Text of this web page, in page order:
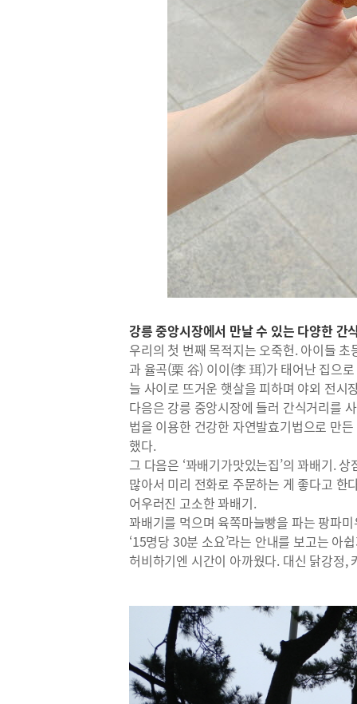
강릉 중앙시장에서 만날 수 있는 다양한 간
우리의 첫 번째 목적지는 오죽헌. 아이들
과 율곡(栗 谷) 이이(李 珥)가 태어난 집으
늘 사이로 뜨거운 햇살을 피하며 야외 전시
다음은 강릉 중앙시장에 들러 간식거리를
법을 이용한 건강한 자연발효기법으로 만
했다.
그 다음은 ‘꽈배기가맛있는집’의 꽈배기.
많아서 미리 전화로 주문하는 게 좋다고 한
어우러진 고소한 꽈배기.
꽈배기를 먹으며 육쪽마늘빵을 파는 팡파
‘15명당 30분 소요’라는 안내를 보고는 아
허비하기엔 시간이 아까웠다. 대신 닭강정,